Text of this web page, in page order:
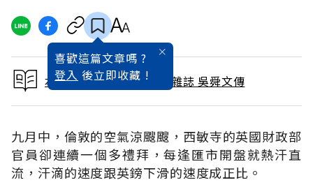
喜歡這篇文章嗎 ?
登入 後立即收藏 !
本文出自 1992 / 12月號雜誌 吳舜文傳
九月中，倫敦的空氣涼颼颼，西敏寺的英國財政部
官員卻連續一個多禮拜，每逢匯市開盤就熱汗直
流，汗滴的速度跟英鎊下滑的速度成正比。